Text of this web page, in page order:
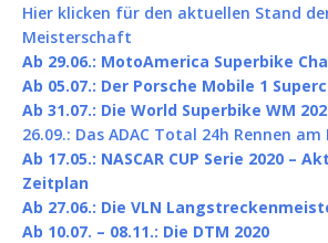
Hier klicken für den aktuellen Stand
Meisterschaft
Ab 29.06.: MotoAmerica Superbike
Ab 05.07.: Der Porsche Mobile 1
Ab 31.07.: Die World Superbike WM
26.09.: Das ADAC Total 24h Rennen
Ab 17.05.: NASCAR CUP Serie 2020 –
Zeitplan
Ab 27.06.: Die VLN
Ab 10.07. – 08.11.: Die DTM 2020